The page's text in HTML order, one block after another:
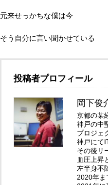
元来せっかちな僕は今
そう自分に言い聞かせている
投稿者プロフィール
岡下俊
京都の某
神戸の中
プロジェ
神戸にて
その後リ
血圧上昇
左半身不
2020年ま